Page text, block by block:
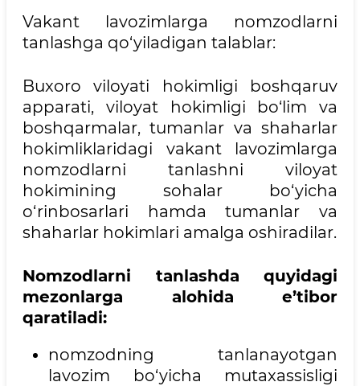
Vakant lavozimlarga nomzodlarni
tanlashga qo‘yiladigan talablar:
Buxoro viloyati hokimligi boshqaruv
apparati, viloyat hokimligi bo‘lim va
boshqarmalar, tumanlar va shaharlar
hokimliklaridagi vakant lavozimlarga
nomzodlarni tanlashni viloyat
hokimining sohalar bo‘yicha
o‘rinbosarlari hamda tumanlar va
shaharlar hokimlari amalga oshiradilar.
Nomzodlarni tanlashda quyidagi
mezonlarga alohida e’tibor
qaratiladi:
nomzodning tanlanayotgan
lavozim bo‘yicha mutaxassisligi